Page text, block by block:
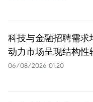
科技与金融招聘需求
动力市场呈现结构性
06/08/2026 01:20